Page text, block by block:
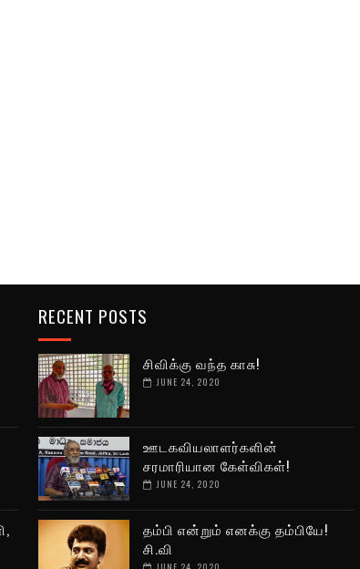
RECENT POSTS
சிவிக்கு வந்த காசு!
JUNE 24, 2020
ஊடகவியலாளர்களின்
சரமாரியான கேள்விகள்!
JUNE 24, 2020
தம்பி என்றும் எனக்கு தம்பியே!
சி.வி